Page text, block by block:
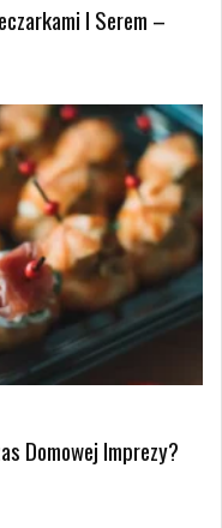
I Serem –
Domowej Imprezy?